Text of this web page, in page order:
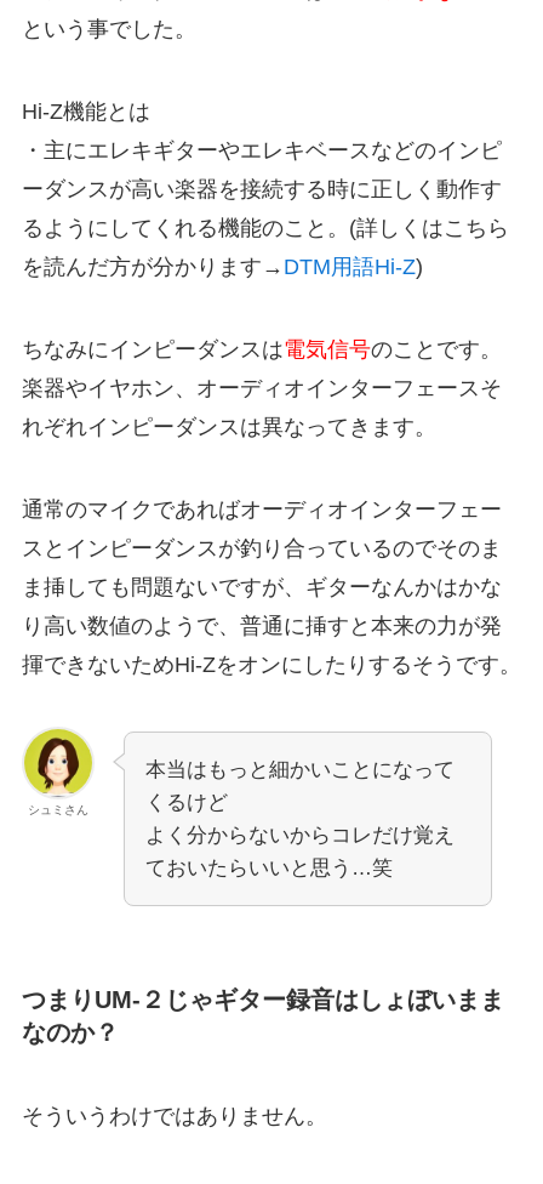
という事でした。
Hi-Z機能とは
・主にエレキギターやエレキベースなどのインピ
ーダンスが高い楽器を接続する時に正しく動作す
るようにしてくれる機能のこと。(詳しくはこちら
を読んだ方が分かります→ DTM用語Hi-Z)
ちなみにインピーダンスは電気信号のことです。
楽器やイヤホン、オーディオインターフェースそ
れぞれインピーダンスは異なってきます。
通常のマイクであればオーディオインターフェー
スとインピーダンスが釣り合っているのでそのま
ま挿しても問題ないですが、ギターなんかはかな
り高い数値のようで、普通に挿すと本来の力が発
揮できないためHi-Zをオンにしたりするそうです。
シュミさん
本当はもっと細かいことになって
くるけど
よく分からないからコレだけ覚え
ておいたらいいと思う…笑
つまりUM-２じゃギター録音はしょぼいまま
なのか？
そういうわけではありません。